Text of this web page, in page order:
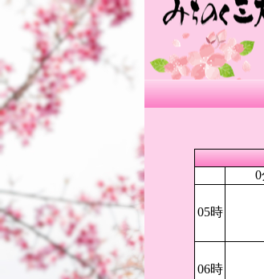
0
05時
06時